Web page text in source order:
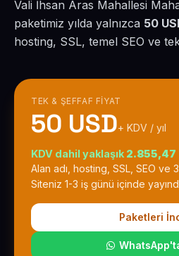
Vali İhsan Aras Mahallesi
paketimiz yılda yalnızca 50
hosting, SSL, temel SEO ve
TEK & ŞEFFAF FIYAT
50 USD+ KDV / yıl
KDV dahil yaklaşık 2.855,47
Alan adı, hosting, SSL, SEO ve
Siteniz 1-3 iş günü içinde
Paketleri